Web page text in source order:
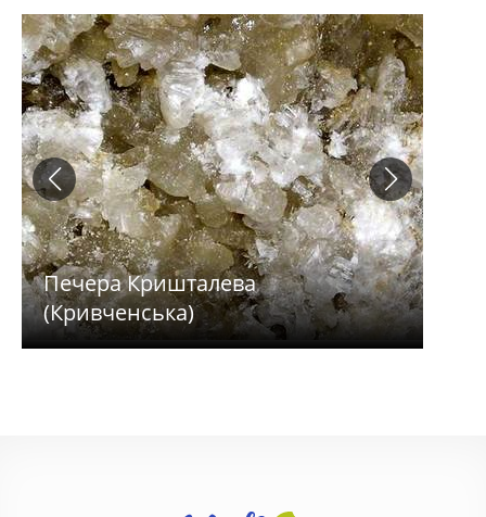
Печера Кришталева
(Кривченська)